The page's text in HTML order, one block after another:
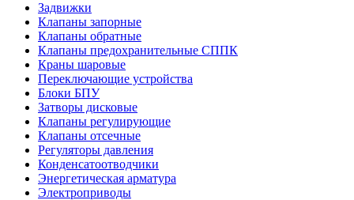
Задвижки
Клапаны запорные
Клапаны обратные
Клапаны предохранительные СППК
Краны шаровые
Переключающие устройства
Блоки БПУ
Затворы дисковые
Клапаны регулирующие
Клапаны отсечные
Регуляторы давления
Конденсатоотводчики
Энергетическая арматура
Электроприводы